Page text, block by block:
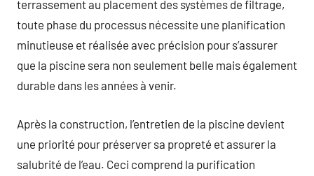
terrassement au placement des systèmes de filtrage,
toute phase du processus nécessite une planification
minutieuse et réalisée avec précision pour s’assurer
que la piscine sera non seulement belle mais également
durable dans les années à venir.
Après la construction, l’entretien de la piscine devient
une priorité pour préserver sa propreté et assurer la
salubrité de l’eau. Ceci comprend la purification